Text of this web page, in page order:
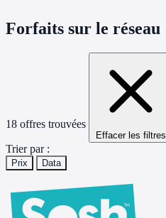
Forfaits sur le réseau
18 offres trouvées
Effacer les filtres
Trier par :
Prix Data